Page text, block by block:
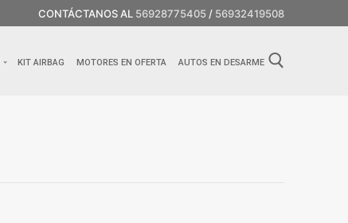
CONTÁCTANOS AL 56928775405 / 56932419508
KIT AIRBAG MOTORES EN OFERTA AUTOS EN DESARME